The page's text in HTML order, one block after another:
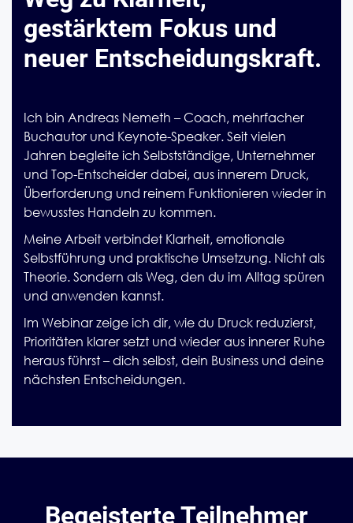
gestärktem Fokus und
neuer Entscheidungskraft.
Ich bin Andreas Nemeth – Coach, mehrfacher
Buchautor und Keynote-Speaker. Seit vielen
Jahren begleite ich Selbstständige, Unternehmer
und Top-Entscheider dabei, aus innerem Druck,
Überforderung und reinem Funktionieren wieder in
bewusstes Handeln zu kommen.
Meine Arbeit verbindet Klarheit, emotionale
Selbstführung und praktische Umsetzung. Nicht als
Theorie. Sondern als Weg, den du im Alltag spüren
und anwenden kannst.
Im Webinar zeige ich dir, wie du Druck reduzierst,
Prioritäten klarer setzt und wieder aus innerer Ruhe
heraus führst – dich selbst, dein Business und deine
nächsten Entscheidungen.
Begeisterte Teilnehmer